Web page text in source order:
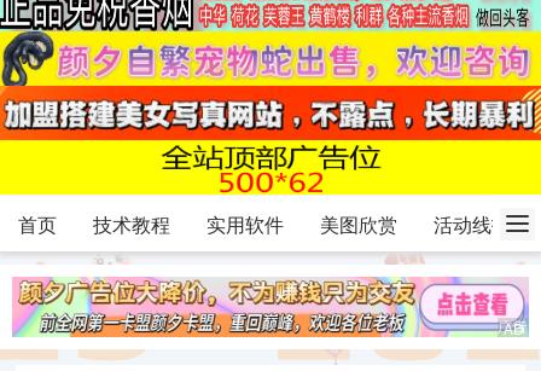
首页 技术教程 实用软件 美图欣赏 活动线报